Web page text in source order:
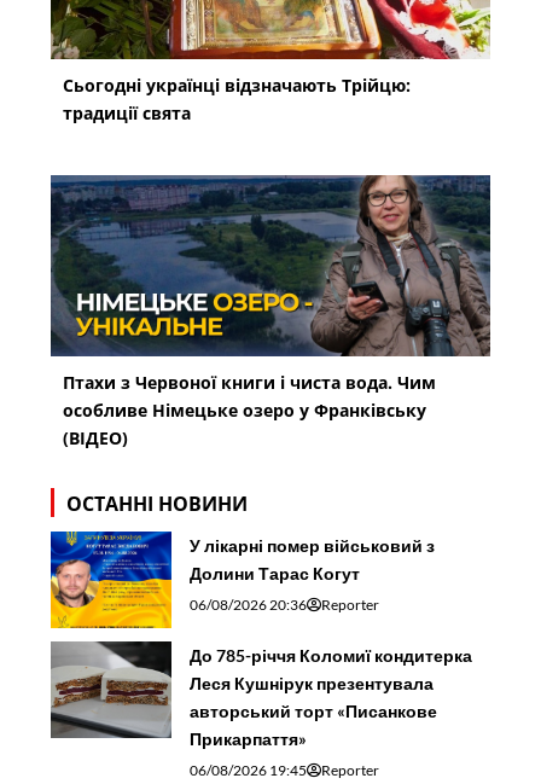
Сьогодні українці відзначають Трійцю:
традиції свята
Птахи з Червоної книги і чиста вода. Чим
особливе Німецьке озеро у Франківську
(ВІДЕО)
ОСТАННІ НОВИНИ
У лікарні помер військовий з
Долини Тарас Когут
06/08/2026 20:36 Reporter
До 785-річчя Коломиї кондитерка
Леся Кушнірук презентувала
авторський торт «Писанкове
Прикарпаття»
06/08/2026 19:45 Reporter